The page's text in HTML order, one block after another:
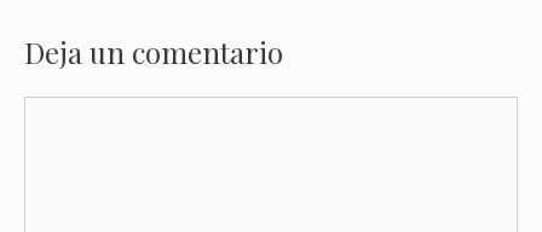
Deja un comentario